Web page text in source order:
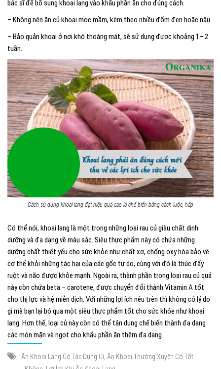
bác sĩ để bổ sung khoai lang vào khẩu phần ăn cho đúng cách.
– Không nên ăn củ khoai mọc mầm, kèm theo nhiều đốm đen hoặc nâu.
– Bảo quản khoai ở nơi khô thoáng mát, sẽ sử dụng được khoảng 1 – 2
tuần.
Cách sử dụng khoai lang đạt hiệu quả cao là chế biến bằng cách luộc, hấp
Có thể nói, khoai lang là một trong những loại rau củ giàu chất dinh
dưỡng và đa dạng về màu sắc. Siêu thực phẩm này có chứa những
dưỡng chất thiết yếu cho sức khỏe như chất xơ, chống oxy hóa bảo vệ
cơ thể khỏi những tác hại của các gốc tự do, cùng với đó là thúc đẩy
ruột và não được khỏe mạnh. Ngoài ra, thành phần trong loại rau củ quả
này còn chứa beta – carotene, được chuyển đổi thành Vitamin A tốt
cho thị lực và hệ miễn dịch. Với những lợi ích nêu trên thì không có lý do
gì mà bạn lại bỏ qua một siêu thực phẩm tốt cho sức khỏe như khoai
lang. Hơn thế, loại củ này còn có thể tận dụng chế biến thành đa dạng
các món mặn và ngọt cho khẩu phần ăn thêm đa dạng.
Ăn Khoai Lang Có Tác Dụng Gì, Ăn Khoai Thường Xuyên Có Tốt